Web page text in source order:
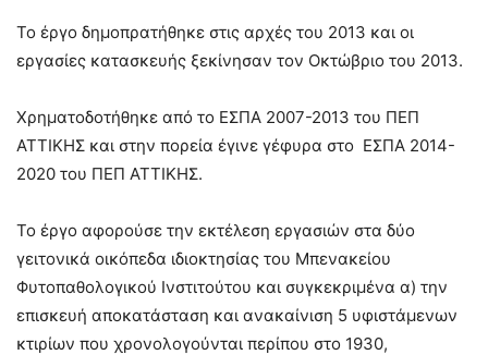
Το έργο δημοπρατήθηκε στις αρχές του 2013 και οι
εργασίες κατασκευής ξεκίνησαν τον Οκτώβριο του 2013.
Χρηματοδοτήθηκε από το ΕΣΠΑ 2007-2013 του ΠΕΠ
ΑΤΤΙΚΗΣ και στην πορεία έγινε γέφυρα στο ΕΣΠΑ 2014-
2020 του ΠΕΠ ΑΤΤΙΚΗΣ.
Το έργο αφορούσε την εκτέλεση εργασιών στα δύο
γειτονικά οικόπεδα ιδιοκτησίας του Μπενακείου
Φυτοπαθολογικού Ινστιτούτου και συγκεκριμένα α) την
επισκευή αποκατάσταση και ανακαίνιση 5 υφιστάμενων
κτιρίων που χρονολογούνται περίπου στο 1930,